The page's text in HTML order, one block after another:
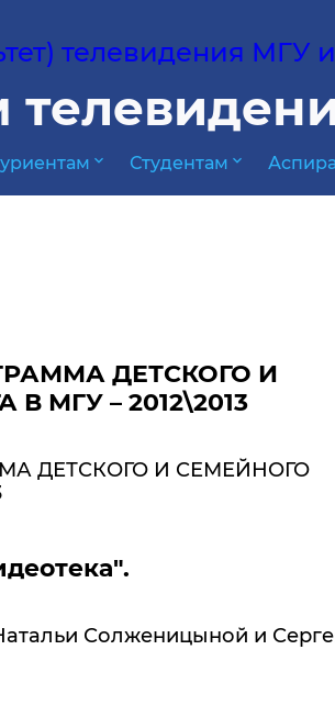
телевидения МГУ
expand_more Студентам expand_more
ДЕТСКОГО И
МГУ – 2012\2013
ДЕТСКОГО И СЕМЕЙНОГО
Солженицыной и